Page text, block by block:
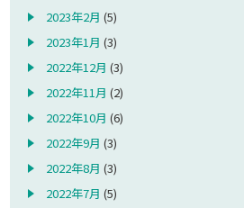
2023年2月 (5)
2023年1月 (3)
2022年12月 (3)
2022年11月 (2)
2022年10月 (6)
2022年9月 (3)
2022年8月 (3)
2022年7月 (5)